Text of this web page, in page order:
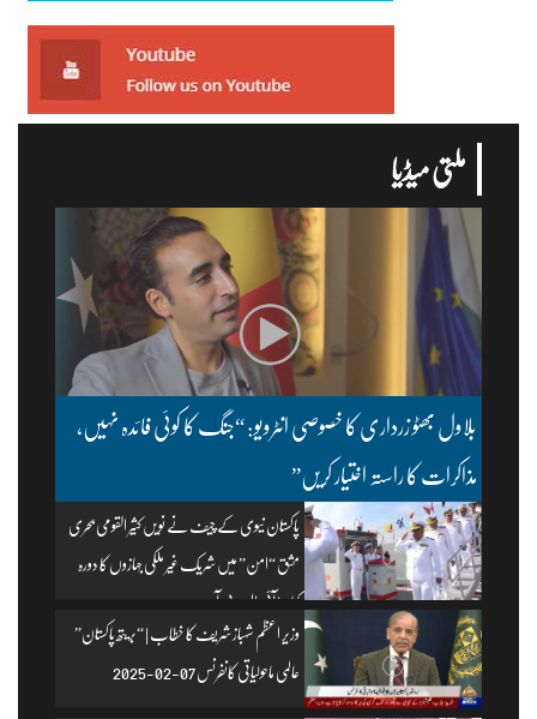
ملتی میڈیا
بلاول بھٹو زرداری کا خصوصی انٹرویو: “جنگ کا کوئی فائدہ نہیں،
مذاکرات کا راستہ اختیار کریں”
پاکستان نیوی کے چیف نے نویں کثیر القومی بحری
مشق “امن” میں شریک غیر ملکی جہازوں کا دورہ
کیا۔ | آئی ایس پی آر
وزیرِ اعظم شہباز شریف کا خطاب | “بریتھ پاکستان”
عالمی ماحولیاتی کانفرنس 07-02-2025